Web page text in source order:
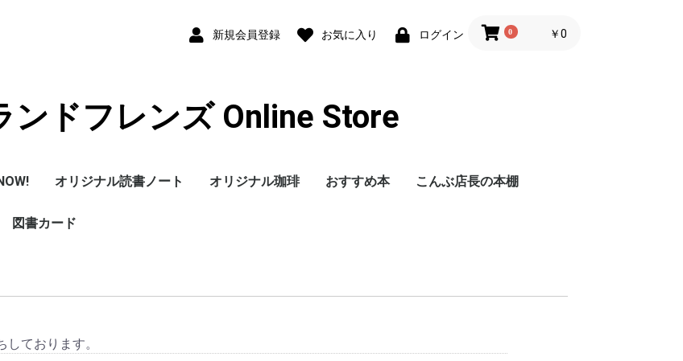
新規会員登録 お気に入り ログイン 0 ￥0
ンドフレンズ Online Store
オリジナル読書ノート オリジナル珈琲 おすすめ本 こんぶ店長の本棚
図書カード
ております。